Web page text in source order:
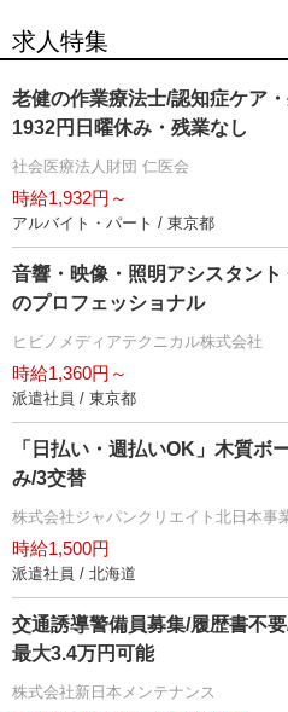
求人特集
老健の作業療法士/認知症ケア
1932円日曜休み・残業なし
社会医療法人財団 仁医会
時給1,932円～
アルバイト・パート / 東京都
音響・映像・照明アシスタン
のプロフェッショナル
ヒビノメディアテクニカル株式会社
時給1,360円～
派遣社員 / 東京都
「日払い・週払いOK」木質ボ
み/3交替
株式会社ジャパンクリエイト北日本事
時給1,500円
派遣社員 / 北海道
交通誘導警備員募集/履歴書不
最大3.4万円可能
株式会社新日本メンテナンス